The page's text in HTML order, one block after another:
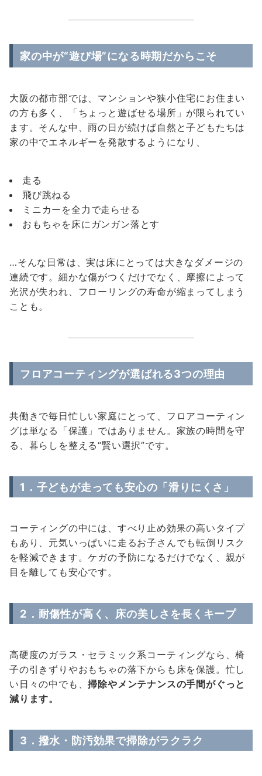
家の中が“遊び場”になる時期だからこそ
大阪の都市部では、マンションや狭小住宅にお住まい
の方も多く、「ちょっと遊ばせる場所」が限られてい
ます。そんな中、雨の日が続けば自然と子どもたちは
家の中でエネルギーを発散するようになり、
走る
飛び跳ねる
ミニカーを全力で走らせる
おもちゃを床にガンガン落とす
…そんな日常は、実は床にとっては大きなダメージの
連続です。細かな傷がつくだけでなく、摩擦によって
光沢が失われ、フローリングの寿命が縮まってしまう
ことも。
フロアコーティングが選ばれる3つの理由
共働きで毎日忙しい家庭にとって、フロアコーティン
グは単なる「保護」ではありません。家族の時間を守
る、暮らしを整える“賢い選択”です。
1． 子どもが走っても安心の「滑りにくさ」
コーティングの中には、すべり止め効果の高いタイプ
もあり、元気いっぱいに走るお子さんでも転倒リスク
を軽減できます。ケガの予防になるだけでなく、親が
目を離しても安心です。
2． 耐傷性が高く、床の美しさを長くキープ
高硬度のガラス・セラミック系コーティングなら、椅
子の引きずりやおもちゃの落下からも床を保護。忙し
い日々の中でも、掃除やメンテナンスの手間がぐっと
減ります。
3． 撥水・防汚効果で掃除がラクラク